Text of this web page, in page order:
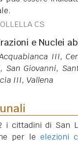
CS
e Nuclei
III,
San Giovanni,
III, Vallena
i cittadini di San
per le elezioni